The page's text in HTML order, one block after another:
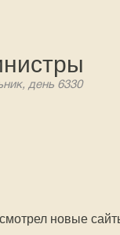
день 6330
новые